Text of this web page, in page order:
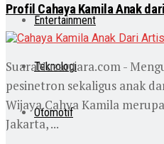
Entertainment
Teknologi
Otomotif
Profil Cahaya Kamila Anak
SuaraNusantara.com -
pesinetron sekaligus anak
Wijaya.Cahya Kamila
Jakarta, ...